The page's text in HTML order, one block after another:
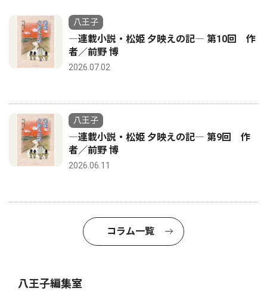
八王子
―連載小説・松姫 夕映えの記― 第10回 作
者／前野 博
2026.07.02
八王子
―連載小説・松姫 夕映えの記― 第9回 作
者／前野 博
2026.06.11
コラム一覧
八王子編集室